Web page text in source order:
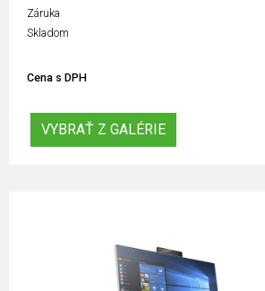
Záruka
Skladom
Cena s DPH
VYBRAŤ Z GALÉRIE